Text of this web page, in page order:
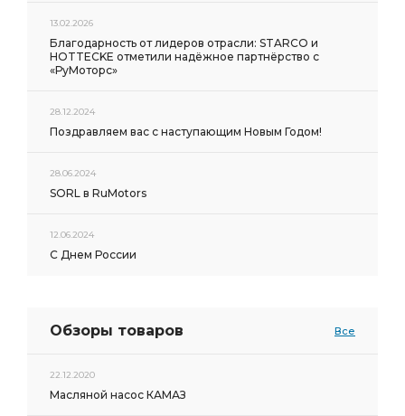
13.02.2026
Благодарность от лидеров отрасли: STARCO и
HOTTECKE отметили надёжное партнёрство с
«РуМоторс»
28.12.2024
Поздравляем вас с наступающим Новым Годом!
28.06.2024
SORL в RuMotors
12.06.2024
С Днем России
Обзоры товаров Все
22.12.2020
Масляной насос КАМАЗ